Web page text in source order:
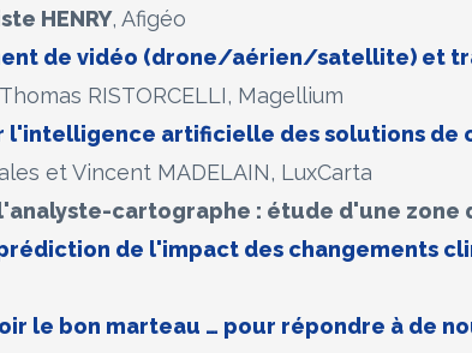
HENRY, Afigéo
de vidéo (drone/aérien/satellite) et
RISTORCELLI, Magellium
l'intelligence artificielle des solutions
et Vincent MADELAIN, LuxCarta
cartographe : étude d'une zone
de l'impact des changements
le bon marteau … pour répondre à de